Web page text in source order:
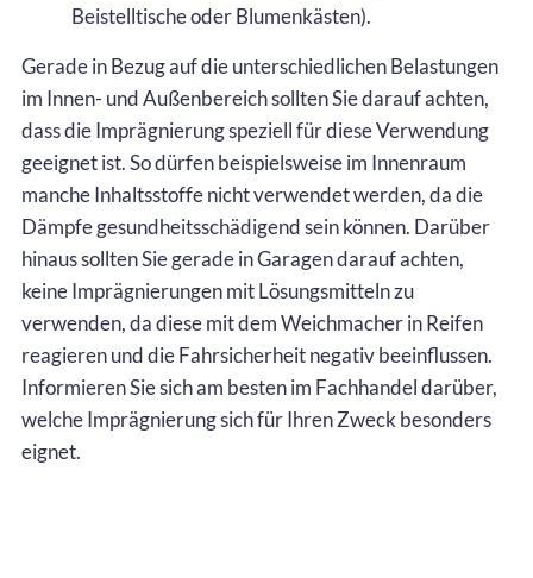
Beistelltische oder Blumenkästen).
Gerade in Bezug auf die unterschiedlichen Belastungen
im Innen- und Außenbereich sollten Sie darauf achten,
dass die Imprägnierung speziell für diese Verwendung
geeignet ist. So dürfen beispielsweise im Innenraum
manche Inhaltsstoffe nicht verwendet werden, da die
Dämpfe gesundheitsschädigend sein können. Darüber
hinaus sollten Sie gerade in Garagen darauf achten,
keine Imprägnierungen mit Lösungsmitteln zu
verwenden, da diese mit dem Weichmacher in Reifen
reagieren und die Fahrsicherheit negativ beeinflussen.
Informieren Sie sich am besten im Fachhandel darüber,
welche Imprägnierung sich für Ihren Zweck besonders
eignet.